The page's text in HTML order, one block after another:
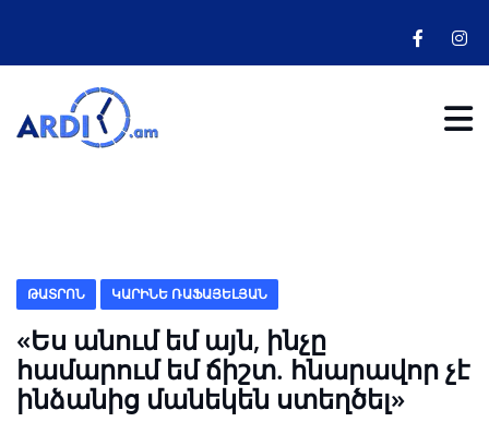
ԹԱՏՐՈՆ ԿԱՐԻՆԵ ՌԱՖԱՅԵԼՅԱՆ
«Ես անում եմ այն, ինչը
համարում եմ ճիշտ. հնարավոր չէ
ինձանից մանեկեն ստեղծել»